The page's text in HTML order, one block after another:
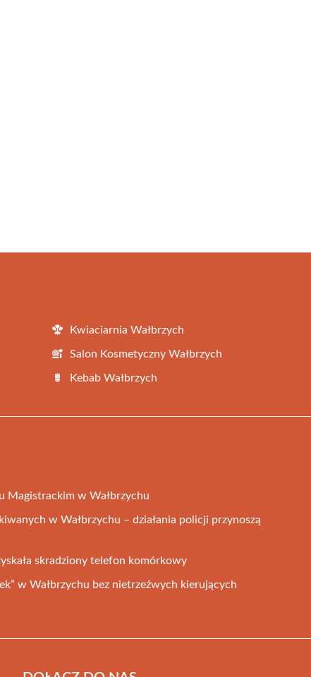
Kwiaciarnia Wałbrzych
Salon Kosmetyczny Wałbrzych
Kebab Wałbrzych
Magistrackim w Wałbrzychu
w Wałbrzychu – działania policji przynoszą
skradziony telefon komórkowy
w Wałbrzychu bez nietrzeźwych kierujących